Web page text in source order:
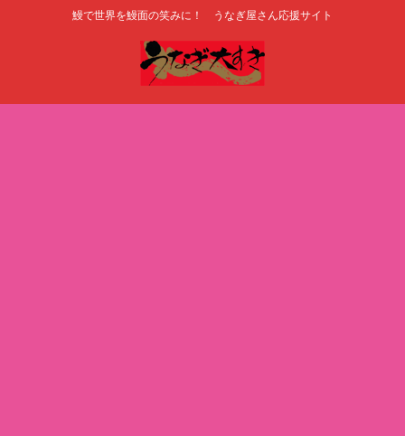
鰻で世界を鰻面の笑みに！ うなぎ屋さん応援サイト